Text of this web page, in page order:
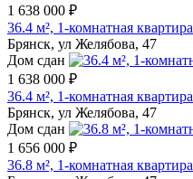
1 638 000 ₽
36.4 м², 1-комнатная квартира
Брянск, ул Желябова, 47
Дом сдан
1 638 000 ₽
36.4 м², 1-комнатная квартира
Брянск, ул Желябова, 47
Дом сдан
1 656 000 ₽
36.8 м², 1-комнатная квартира